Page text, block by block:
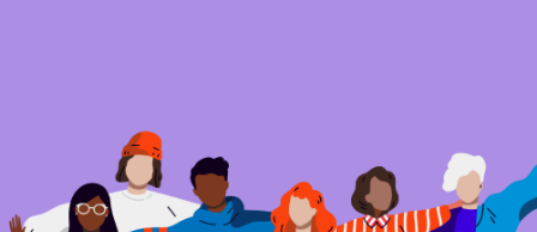
Lo más buscado
Carreras